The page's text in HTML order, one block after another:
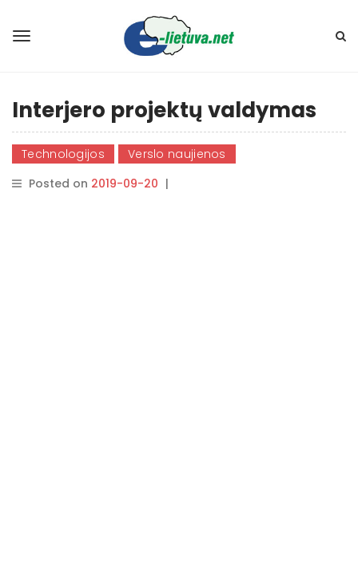
Interjero projektų valdymas
Technologijos
Verslo naujienos
Posted on 2019-09-20 |